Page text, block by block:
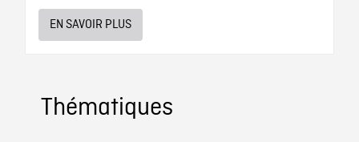
EN SAVOIR PLUS
Thématiques